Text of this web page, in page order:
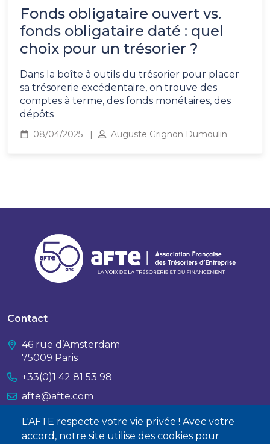
L'AFTE respecte votre vie privée ! Avec votre
accord, notre site utilise des cookies pour
Fonds obligataire ouvert vs.
fonds obligataire daté : quel
choix pour un trésorier ?
Dans la boîte à outils du trésorier pour placer
sa trésorerie excédentaire, on trouve des
comptes à terme, des fonds monétaires, des
dépôts
08/04/2025 Auguste Grignon Dumoulin
Contact
46 rue d’Amsterdam
75009 Paris
+33(0)1 42 81 53 98
afte@afte.com
Nous contacter